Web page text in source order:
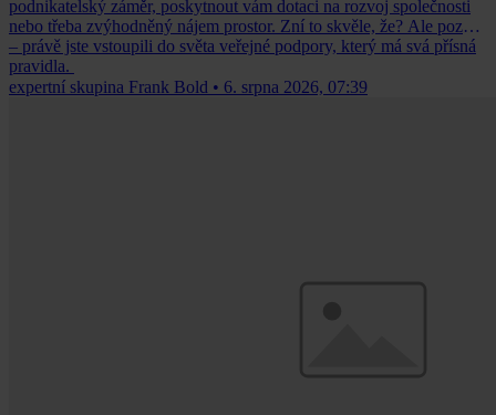
podnikatelský záměr, poskytnout vám dotaci na rozvoj společnosti
nebo třeba zvýhodněný nájem prostor. Zní to skvěle, že? Ale pozor
– právě jste vstoupili do světa veřejné podpory, který má svá přísná
pravidla.
expertní skupina Frank Bold • 6. srpna 2026, 07:39